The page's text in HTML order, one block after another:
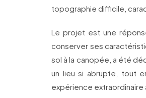
topographie difficile,
Le projet est une
conserver ses
sol à la canopée, a été
un lieu si abrupte, tout
expérience extraordinaire